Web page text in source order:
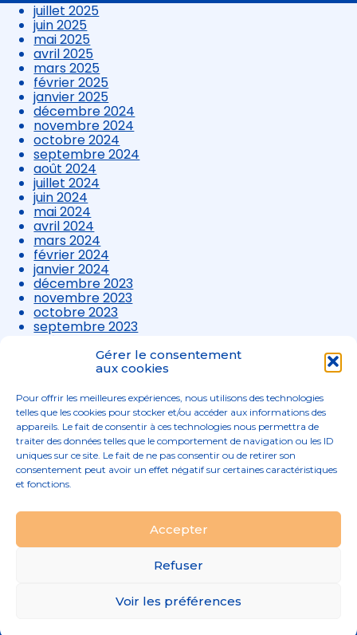
Gérer le consentement
aux cookies
Pour offrir les meilleures expériences, nous utilisons des technologies
telles que les cookies pour stocker et/ou accéder aux informations des
appareils. Le fait de consentir à ces technologies nous permettra de
traiter des données telles que le comportement de navigation ou les ID
uniques sur ce site. Le fait de ne pas consentir ou de retirer son
consentement peut avoir un effet négatif sur certaines caractéristiques
et fonctions.
Accepter
Refuser
Voir les préférences
juillet 2025
juin 2025
mai 2025
avril 2025
mars 2025
février 2025
janvier 2025
décembre 2024
novembre 2024
octobre 2024
septembre 2024
août 2024
juillet 2024
juin 2024
mai 2024
avril 2024
mars 2024
février 2024
janvier 2024
décembre 2023
novembre 2023
octobre 2023
septembre 2023
août 2023
juillet 2023
avril 2023
mars 2023
Principale
02 96 52 68 68
MENTIONS LÉGALES
PLAN DU SITE